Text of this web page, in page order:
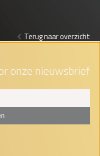
Terug naar overzicht
onze nieuwsbrief